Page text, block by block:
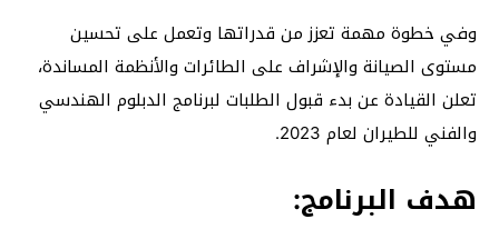
وفي خطوة مهمة تعزز من قدراتها وتعمل على تحسين
مستوى الصيانة والإشراف على الطائرات والأنظمة المساندة،
تعلن القيادة عن بدء قبول الطلبات لبرنامج الدبلوم الهندسي
والفني للطيران لعام 2023.
هدف البرنامج: